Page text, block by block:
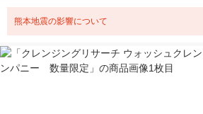
熊本地震の影響について